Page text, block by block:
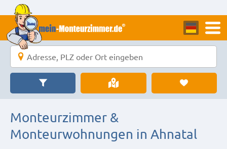
Monteurzimmer &
Monteurwohnungen in Ahnatal